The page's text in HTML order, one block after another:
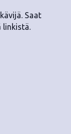
Saat
linkistä.